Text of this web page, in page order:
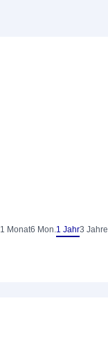
1 Monat6 Mon.1 Jahr3 Jahre